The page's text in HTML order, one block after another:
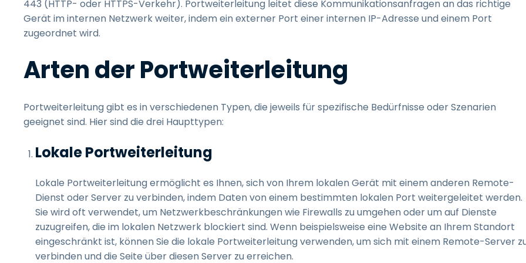
443 (HTTP- oder HTTPS-Verkehr). Portweiterleitung leitet diese Kommunikationsanfragen an das richtige
Gerät im internen Netzwerk weiter, indem ein externer Port einer internen IP-Adresse und einem Port
zugeordnet wird.
Arten der Portweiterleitung
Portweiterleitung gibt es in verschiedenen Typen, die jeweils für spezifische Bedürfnisse oder Szenarien
geeignet sind. Hier sind die drei Haupttypen:
Lokale Portweiterleitung
Lokale Portweiterleitung ermöglicht es Ihnen, sich von Ihrem lokalen Gerät mit einem anderen Remote-
Dienst oder Server zu verbinden, indem Daten von einem bestimmten lokalen Port weitergeleitet werden.
Sie wird oft verwendet, um Netzwerkbeschränkungen wie Firewalls zu umgehen oder um auf Dienste
zuzugreifen, die im lokalen Netzwerk blockiert sind. Wenn beispielsweise eine Website an Ihrem Standort
eingeschränkt ist, können Sie die lokale Portweiterleitung verwenden, um sich mit einem Remote-Server
verbinden und die Seite über diesen Server zu erreichen.